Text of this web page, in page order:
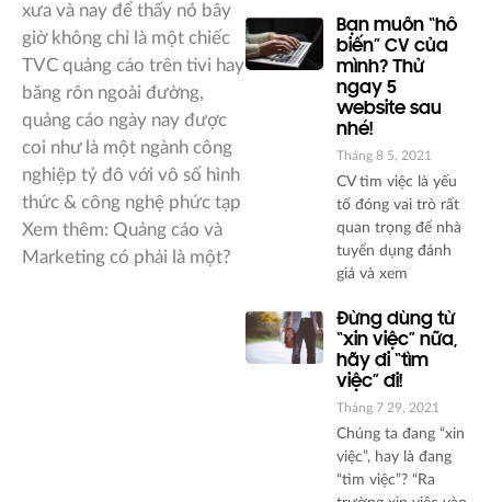
xưa và nay để thấy nó bây
giờ không chỉ là một chiếc
TVC quảng cáo trên tivi hay
băng rôn ngoài đường,
quảng cáo ngày nay được
coi như là một ngành công
nghiệp tỷ đô với vô số hình
thức & công nghệ phức tạp
Xem thêm: Quảng cáo và
Marketing có phải là một?
Bạn muốn “hô
biến” CV của
mình? Thử
ngay 5
website sau
nhé!
Tháng 8 5, 2021
CV tìm việc là yếu
tố đóng vai trò rất
quan trọng để nhà
tuyển dụng đánh
giá và xem
Đừng dùng từ
“xin việc” nữa,
hãy đi “tìm
việc” đi!
Tháng 7 29, 2021
Chúng ta đang “xin
việc”, hay là đang
“tìm việc”? “Ra